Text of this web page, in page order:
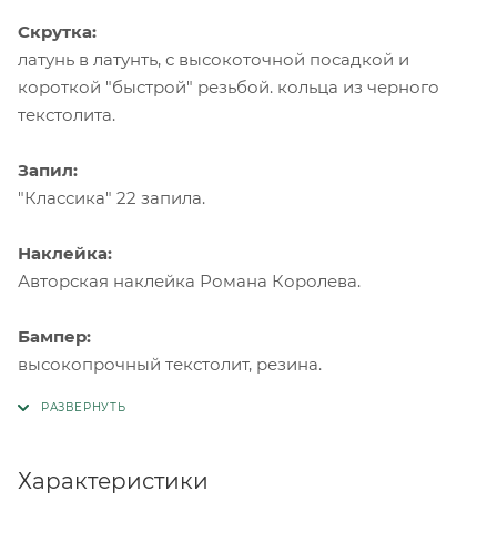
Скрутка:
латунь в латунть, с высокоточной посадкой и
короткой "быстрой" резьбой. кольца из черного
текстолита.
Запил:
"Классика" 22 запила.
Наклейка:
Авторская наклейка Романа Королева.
Бампер:
высокопрочный текстолит, резина.
Характеристики